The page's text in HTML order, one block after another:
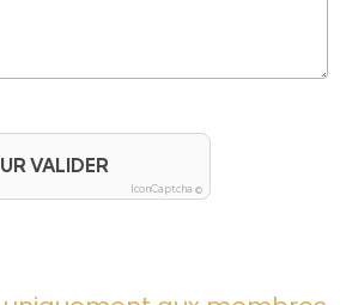
VALIDER
IconCaptcha ©